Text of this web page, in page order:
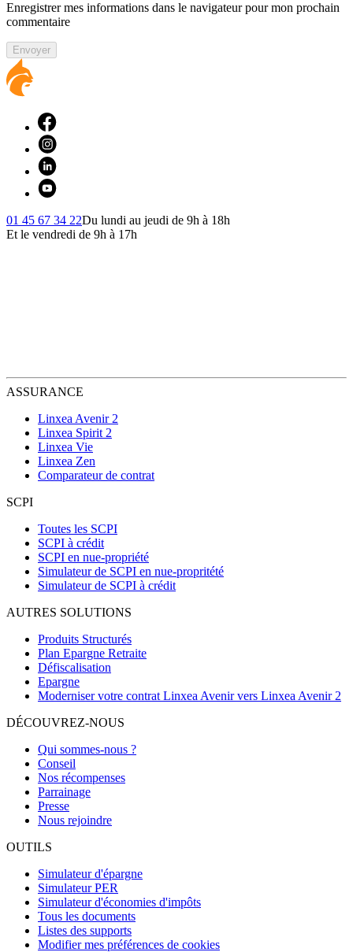
Enregistrer mes informations dans le navigateur pour mon prochain
commentaire
Envoyer
01 45 67 34 22Du lundi au jeudi de 9h à 18h
Et le vendredi de 9h à 17h
ASSURANCE
Linxea Avenir 2
Linxea Spirit 2
Linxea Vie
Linxea Zen
Comparateur de contrat
SCPI
Toutes les SCPI
SCPI à crédit
SCPI en nue-propriété
Simulateur de SCPI en nue-propritété
Simulateur de SCPI à crédit
AUTRES SOLUTIONS
Produits Structurés
Plan Epargne Retraite
Défiscalisation
Epargne
Moderniser votre contrat Linxea Avenir vers Linxea Avenir 2
DÉCOUVREZ-NOUS
Qui sommes-nous ?
Conseil
Nos récompenses
Parrainage
Presse
Nous rejoindre
OUTILS
Simulateur d'épargne
Simulateur PER
Simulateur d'économies d'impôts
Tous les documents
Listes des supports
Modifier mes préférences de cookies